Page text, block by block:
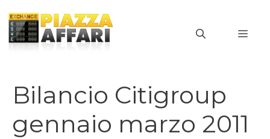
contenuto
Bilancio Citigroup
gennaio marzo 2011